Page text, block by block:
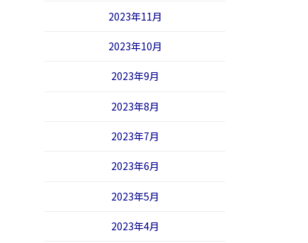
2023年11月
2023年10月
2023年9月
2023年8月
2023年7月
2023年6月
2023年5月
2023年4月